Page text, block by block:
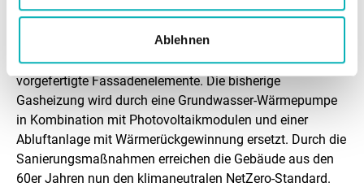
Ablehnen
Z
e
l
e
&
Die serielle Sanierung der Bestandsgebäude erfolgt über
vorgefertigte Fassadenelemente. Die bisherige
Gasheizung wird durch eine Grundwasser-Wärmepumpe
in Kombination mit Photovoltaikmodulen und einer
Abluftanlage mit Wärmerückgewinnung ersetzt. Durch die
Sanierungsmaßnahmen erreichen die Gebäude aus den
60er Jahren nun den klimaneutralen NetZero-Standard.